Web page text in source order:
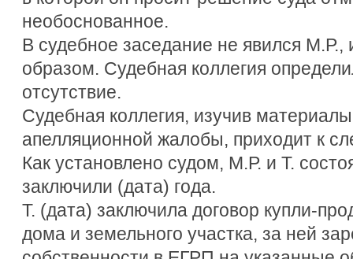
необоснованное.
В судебное заседание не явился
образом. Судебная коллегия
отсутствие.
Судебная коллегия, изучив
апелляционной жалобы, приходит к
Как установлено судом, М.Р. и Т.
заключили (дата) года.
Т. (дата) заключила договор купли-
дома и земельного участка, за ней